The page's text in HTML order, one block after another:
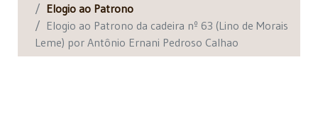
Elogio ao Patrono
Elogio ao Patrono da cadeira nº 63 (Lino de Morais
Leme) por Antônio Ernani Pedroso Calhao